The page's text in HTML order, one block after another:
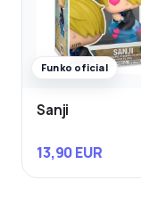
Funko oficial
Sanji
13,90 EUR